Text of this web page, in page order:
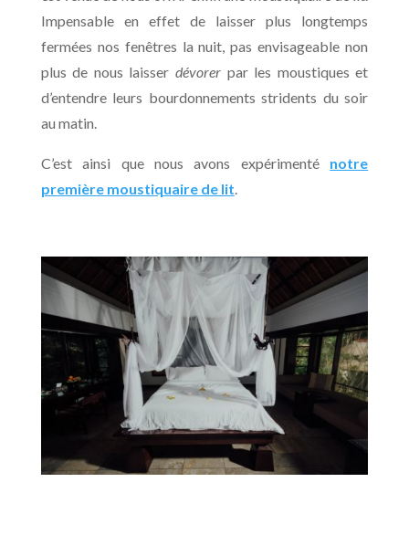
Impensable en effet de laisser plus longtemps
fermées nos fenêtres la nuit, pas envisageable non
plus de nous laisser dévorer par les moustiques et
d’entendre leurs bourdonnements stridents du soir
au matin.
C’est ainsi que nous avons expérimenté notre
première moustiquaire de lit